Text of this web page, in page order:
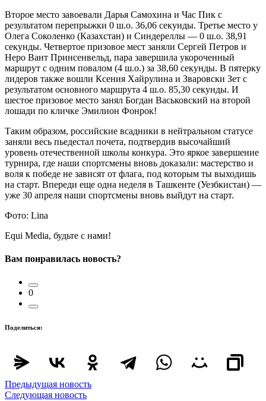
Второе место завоевали Дарья Самохина и Час Пик с
результатом перепрыжки 0 ш.о. 36,06 секунды. Третье место у
Олега Соколенко (Казахстан) и Синдереллы — 0 ш.о. 38,91
секунды. Четвертое призовое мест заняли Сергей Петров и
Неро Вант Принсенвельд, пара завершила укороченный
маршрут с одним повалом (4 ш.о.) за 38,60 секунды. В пятерку
лидеров также вошли Ксения Хайрулина и Зваровски Зет с
результатом основного маршрута 4 ш.о. 85,30 секунды. И
шестое призовое место занял Богдан Васьковский на второй
лошади по кличке Эмилион Фонрок!
Таким образом, российские всадники в нейтральном статусе
заняли весь пьедестал почета, подтвердив высочайший
уровень отечественной школы конкура. Это яркое завершение
турнира, где наши спортсмены вновь доказали: мастерство и
воля к победе не зависят от флага, под которым ты выходишь
на старт. Впереди еще одна неделя в Ташкенте (Уезбкистан) —
уже 30 апреля наши спортсмены вновь выйдут на старт.
Фото: Lina
Equi Media, будьте с нами!
Вам понравилась новость?
0
Поделиться:
Предыдущая новость
Следующая новость